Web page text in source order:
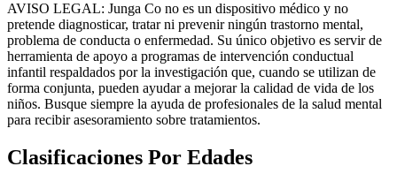
AVISO LEGAL: Junga Co no es un dispositivo médico y no
pretende diagnosticar, tratar ni prevenir ningún trastorno mental,
problema de conducta o enfermedad. Su único objetivo es servir de
herramienta de apoyo a programas de intervención conductual
infantil respaldados por la investigación que, cuando se utilizan de
forma conjunta, pueden ayudar a mejorar la calidad de vida de los
niños. Busque siempre la ayuda de profesionales de la salud mental
para recibir asesoramiento sobre tratamientos.
Clasificaciones Por Edades